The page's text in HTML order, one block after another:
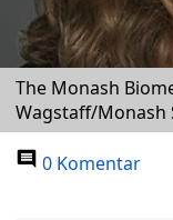
The Monash
Wagstaff/Monash
0 Komentar